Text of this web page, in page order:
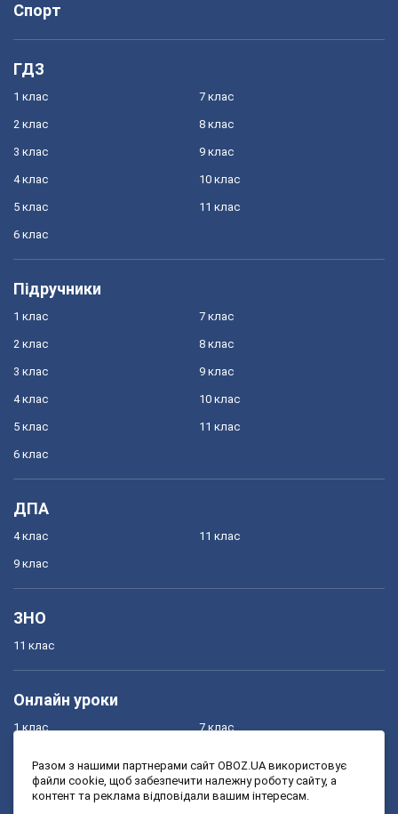
Спорт
ГДЗ
1 клас
2 клас
3 клас
4 клас
5 клас
6 клас
7 клас
8 клас
9 клас
10 клас
11 клас
Підручники
1 клас
2 клас
3 клас
4 клас
5 клас
6 клас
7 клас
8 клас
9 клас
10 клас
11 клас
ДПА
4 клас
9 клас
11 клас
ЗНО
11 клас
Онлайн уроки
1 клас
3 клас
7 клас
9 клас
Разом з нашими партнерами сайт OBOZ.UA використовує
файли cookie, щоб забезпечити належну роботу сайту, а
контент та реклама відповідали вашим інтересам.